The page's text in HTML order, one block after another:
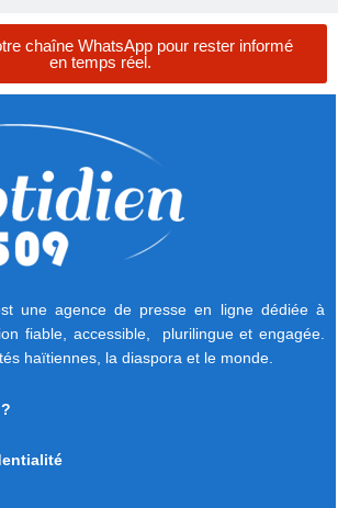
chaîne WhatsApp pour rester informé
en temps réel.
une agence de presse en ligne dédiée à
fiable, accessible, plurilingue et engagée.
haïtiennes, la diaspora et le monde.